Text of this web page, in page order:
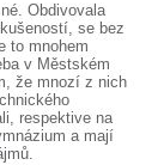
Obdivovala
se bez
to mnohem
v Městském
že mnozí z nich
respektive na
a mají